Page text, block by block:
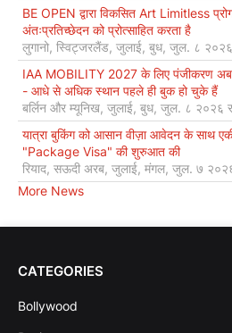
BE OPEN द्वारा विकसित Art Limitless
अंतःप्रतिच्छेदन को प्रोत्साहित करता है
लुगानो, स्विट्जरलैंड, जुलाई, बुध, जुल. ८
IAA MOBILITY 2027 के लिए पंजीकरण अब
- आधे से अधिक स्थान पहले ही बुक हो चुके हैं
बर्लिन और म्यूनिख, जुलाई, बुध, जुल. ८ २०२६
यात्रा बुकिंग को आसान वीज़ा आवेदन के साथ
"Package Visa" की शुरुआत की
रियाद, सऊदी अरब, जुलाई, मंगल, जुल. ७
More News
CATEGORIES
Bollywood